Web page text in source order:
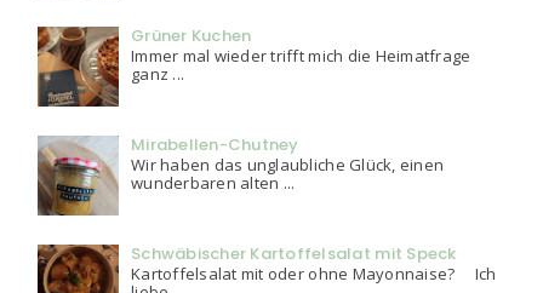
Grüner Kuchen
Immer mal wieder trifft mich die Heimatfrage
ganz ...
Mirabellen-Chutney
Wir haben das unglaubliche Glück, einen
wunderbaren alten ...
Schwäbischer Kartoffelsalat mit Speck
Kartoffelsalat mit oder ohne Mayonnaise? Ich